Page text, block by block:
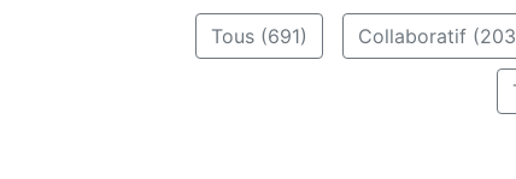
Tous (691) Collaboratif